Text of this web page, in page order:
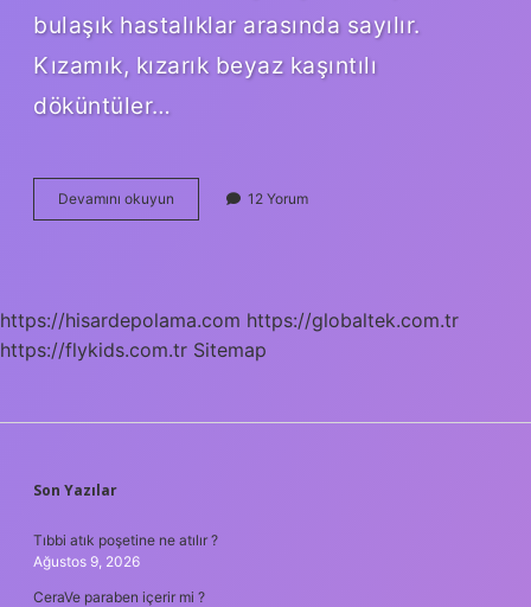
bulaşık hastalıklar arasında sayılır.
Kızamık, kızarık beyaz kaşıntılı
döküntüler…
Devamını okuyun
ve
12 Yorum
https://hisardepolama.com https://globaltek.com.tr
https://flykids.com.tr Sitemap
SIDEBAR
Son Yazılar
Tıbbi atık poşetine ne atılır ?
Ağustos 9, 2026
CeraVe paraben içerir mi ?